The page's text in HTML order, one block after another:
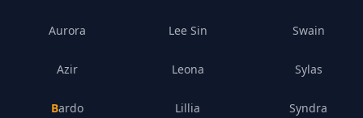
Aurora
Azir
Bardo
Lee Sin
Leona
Lillia
Swain
Sylas
Syndra